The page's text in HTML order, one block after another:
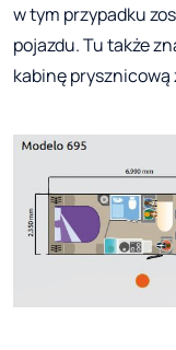
w tym przypadku
pojazdu. Tu także
kabinę